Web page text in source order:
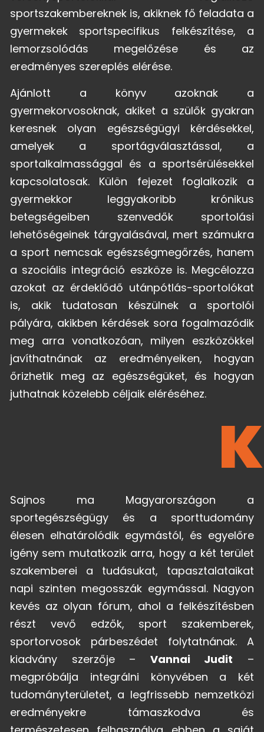
sportszakembereknek is, akiknek fő feladata a
gyermekek sportspecifikus felkészítése, a
lemorzsolódás megelőzése és az
eredményes szereplés elérése.
Ajánlott a könyv azoknak a
gyermekorvosoknak, akiket a szülők gyakran
keresnek olyan egészségügyi kérdésekkel,
amelyek a sportágválasztással, a
sportalkalmassággal és a sportsérülésekkel
kapcsolatosak. Külön fejezet foglalkozik a
gyermekkor leggyakoribb krónikus
betegségeiben szenvedők sportolási
lehetőségeinek tárgyalásával, mert számukra
a sport nemcsak egészségmegőrzés, hanem
a szociális integráció eszköze is. Megcélozza
azokat az érdeklődő utánpótlás-sportolókat
is, akik tudatosan készülnek a sportolói
pályára, akikben kérdések sora fogalmazódik
meg arra vonatkozóan, milyen eszközökkel
javíthatnának az eredményeiken, hogyan
őrizhetik meg az egészségüket, és hogyan
juthatnak közelebb céljaik eléréséhez.
K
Sajnos ma Magyarországon a
sportegészségügy és a sporttudomány
élesen elhatárolódik egymástól, és egyelőre
igény sem mutatkozik arra, hogy a két terület
szakemberei a tudásukat, tapasztalataikat
napi szinten megosszák egymással. Nagyon
kevés az olyan fórum, ahol a felkészítésben
részt vevő edzők, sport szakemberek,
sportorvosok párbeszédet folytatnának. A
kiadvány szerzője – Vannai Judit –
megpróbálja integrálni könyvében a két
tudományterületet, a legfrissebb nemzetközi
eredményekre támaszkodva és